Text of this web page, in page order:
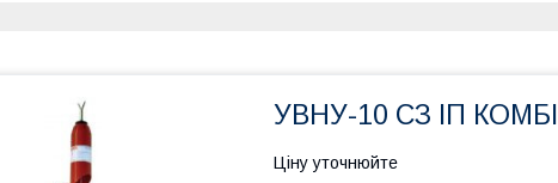
УВНУ-10 СЗ ІП КОМБІ
Ціну уточнюйте